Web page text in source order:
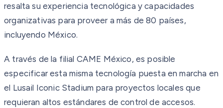
resalta su experiencia tecnológica y capacidades
organizativas para proveer a más de 80 países,
incluyendo México.
A través de la filial CAME México, es posible
especificar esta misma tecnología puesta en marcha en
el Lusail Iconic Stadium para proyectos locales que
requieran altos estándares de control de accesos.